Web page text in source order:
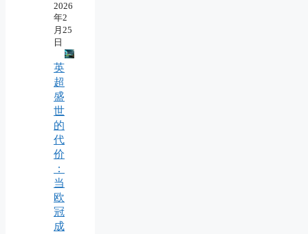
2026
年2
月25
日
英
超
盛
世
的
代
价
：
当
欧
冠
成